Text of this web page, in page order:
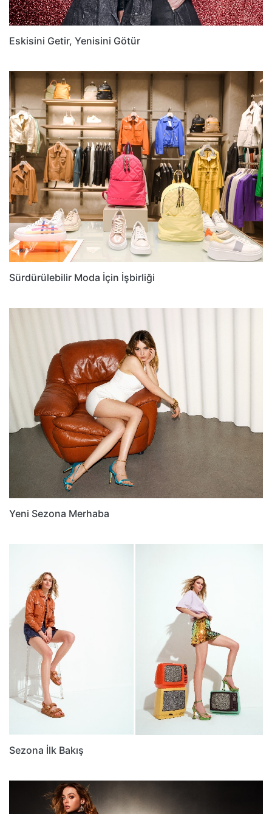
Eskisini Getir, Yenisini Götür
Sürdürülebilir Moda İçin İşbirliği
Yeni Sezona Merhaba
Sezona İlk Bakış